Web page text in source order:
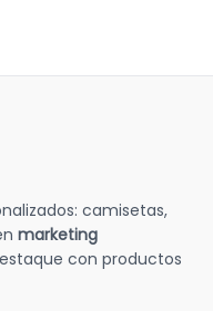
camisetas,
marketing
con productos